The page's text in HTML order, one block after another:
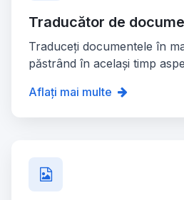
Traducător de
Traduceți documentele în
păstrând în același timp
Aflați mai multe